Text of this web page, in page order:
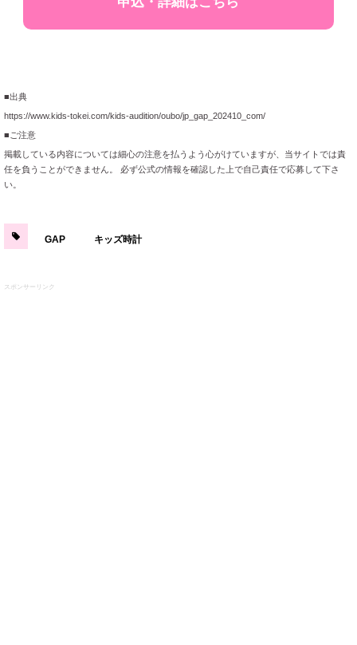
■出典
https://www.kids-tokei.com/kids-audition/oubo/jp_gap_202410_com/
■ご注意
掲載している内容については細心の注意を払うよう心がけていますが、当サイトでは責
任を負うことができません。 必ず公式の情報を確認した上で自己責任で応募して下さ
い。
GAP キッズ時計
スポンサーリンク